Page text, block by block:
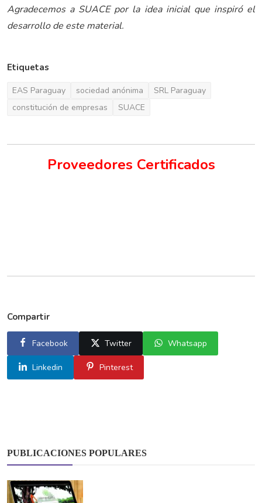
Agradecemos a SUACE por la idea inicial que inspiró el
desarrollo de este material.
Etiquetas
EAS Paraguay sociedad anónima
SRL Paraguay
constitución de empresas
SUACE
Proveedores Certificados
Compartir
Facebook Twitter Whatsapp
Linkedin Pinterest
PUBLICACIONES POPULARES